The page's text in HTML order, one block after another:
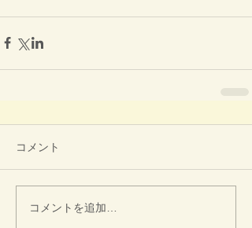
コメント
コメントを追加…